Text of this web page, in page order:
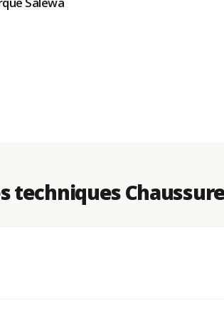
techniques